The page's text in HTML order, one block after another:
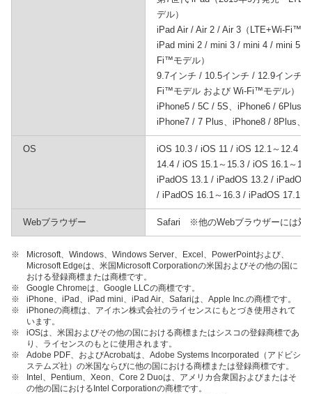
デル）
iPad Air / Air 2 / Air 3（LTE+Wi-Fi™
iPad mini 2 / mini 3 / mini 4 / mini 5
Fi™モデル）
9.7インチ / 10.5インチ / 12.9インチ /
Fi™モデル および Wi-Fi™モデル）
iPhone5 / 5C / 5S、iPhone6 / 6Plus
iPhone7 / 7 Plus、iPhone8 / 8Plus、
OS
iOS 10.3 / iOS 11 / iOS 12.1～12.4 /
14.4 / iOS 15.1～15.3 / iOS 16.1～
iPadOS 13.1 / iPadOS 13.2 / iPadOS
/ iPadOS 16.1～16.3 / iPadOS 17.1～
Webブラウザー Safari ※他のWebブラウザーには対
※
Microsoft、Windows、Windows Server、Excel、PowerPointおよび、
Microsoft Edgeは、米国Microsoft Corporationの米国およびその他の国に
おける登録商標または商標です。
※
Google Chromeは、Google LLCの商標です。
※
iPhone、iPad、iPad mini、iPad Air、Safariは、Apple Inc.の商標です。
※
iPhoneの商標は、アイホン株式会社のライセンスにもとづき使用されて
います。
※
iOSは、米国およびその他の国における商標またはシスコの登録商標であ
り、ライセンスのもとに使用されます。
※
Adobe PDF、およびAcrobatは、Adobe Systems Incorporated（アドビシ
ステムズ社）の米国ならびに他の国における商標または登録商標です。
※
Intel、Pentium、Xeon、Core 2 Duoは、アメリカ合衆国およびまたはそ
の他の国におけるIntel Corporationの商標です。